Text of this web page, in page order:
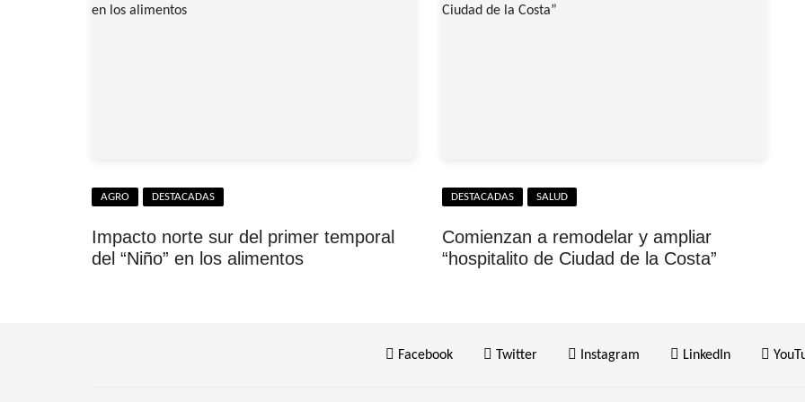
AGRO DESTACADAS
Impacto norte sur del primer temporal
del “Niño” en los alimentos
DESTACADAS SALUD
Comienzan a remodelar y ampliar
“hospitalito de Ciudad de la Costa”
Facebook Twitter Instagram LinkedIn